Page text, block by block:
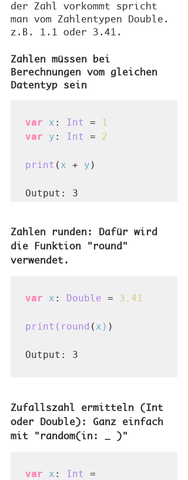
der Zahl vorkommt spricht
man vom Zahlentypen Double.
z.B. 1.1 oder 3.41.
Zahlen müssen bei
Berechnungen vom gleichen
Datentyp sein
var x : Int =
1
var
y : Int = 2
print ( x + y )
Output: 3
Zahlen runden: Dafür wird
die Funktion "round"
verwendet.
var x : Double = 3.41
print(round ( x) )
Output: 3
Zufallszahl ermitteln (Int
oder Double): Ganz einfach
mit "random(in: _ )"
var x : Int